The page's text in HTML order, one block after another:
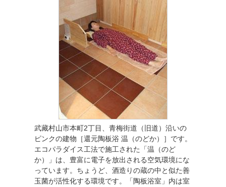
武藏村山市本町2丁目、青梅街道（旧道）沿いの
ピンクの建物［還元陶板浴 温（のどか）］です。
エコパラダイス工法で施工された「温（のど
か）」は、豊富に電子を放出される空気環境にな
っています。ちょうど、酒造りの蔵の中と似た善
玉菌が活性化する環境です。「陶板浴室」内は室